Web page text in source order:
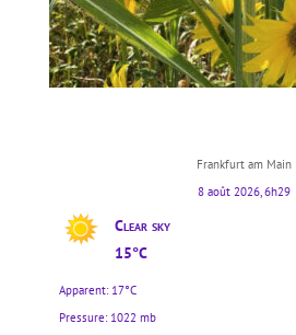
Frankfurt am Main
8 août 2026, 6h29
Clear sky
15°C
Apparent: 17°C
Pressure: 1022 mb